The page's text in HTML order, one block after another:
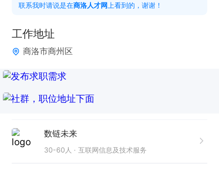
训。
岗位需求：
1、有计算机简单操作基础，愿意深入计算机IT互联网
行业发展并长期从事工作（无经验，条件优秀，前期
2、服从管理调剂，团队意识强，责任心强；
办公环境：
1、公司为员工提供高档5A级办公环境，全天候室内
联系我时请说是在商洛人才网 上看到的，谢谢！
工作地址
商洛市商州区
数链未来
30-60人 互联网信息及技术服务